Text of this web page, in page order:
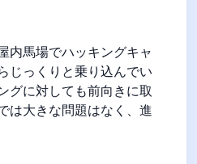
内馬場でハッキングキャ
じっくりと乗り込んでい
グに対しても前向きに取
は大きな問題はなく、進